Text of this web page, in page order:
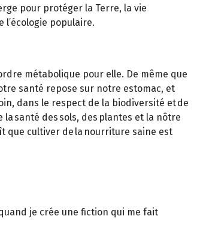
pour protéger la Terre, la vie
l’écologie populaire.
métabolique pour elle. De même que
santé repose sur notre estomac, et
dans le respect de la biodiversité et de
santé des sols, des plantes et la nôtre
que cultiver de la nourriture saine est
je crée une fiction qui me fait